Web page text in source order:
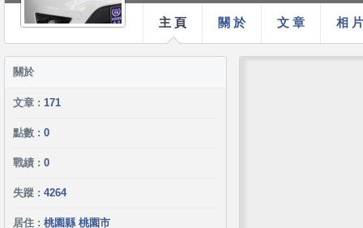
主 頁 關 於 文 章 相 片
關於
文章 : 171
點數 : 0
戰績 : 0
失蹤 : 4264
居住 : 桃園縣 桃園市